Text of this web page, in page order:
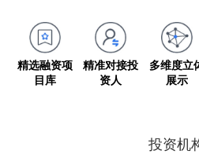
精选融资项
目库
精准对接投
资人
多维度立
展示
投资机